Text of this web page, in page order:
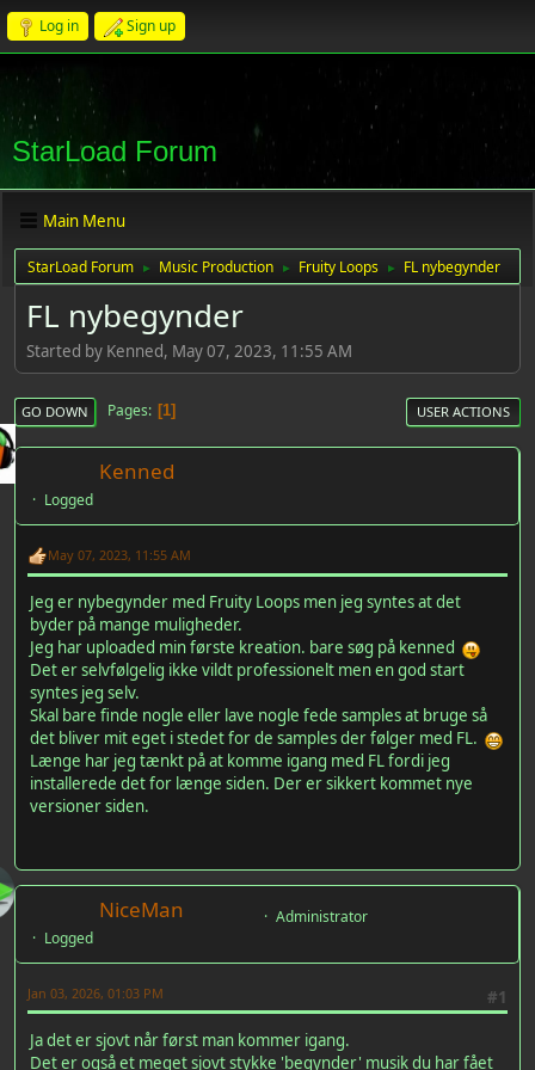
Log in Sign up
StarLoad Forum
Main Menu
StarLoad Forum ► Music Production ► Fruity Loops ► FL nybegynder
FL nybegynder
Started by Kenned, May 07, 2023, 11:55 AM
GO DOWN Pages 1 USER ACTIONS
Kenned
Logged
May 07, 2023, 11:55 AM
Jeg er nybegynder med Fruity Loops men jeg syntes at det
byder på mange muligheder.
Jeg har uploaded min første kreation. bare søg på kenned
Det er selvfølgelig ikke vildt professionelt men en god start
syntes jeg selv.
Skal bare finde nogle eller lave nogle fede samples at bruge så
det bliver mit eget i stedet for de samples der følger med FL.
Længe har jeg tænkt på at komme igang med FL fordi jeg
installerede det for længe siden. Der er sikkert kommet nye
versioner siden.
NiceMan
Administrator
Logged
#1
Jan 03, 2026, 01:03 PM
Ja det er sjovt når først man kommer igang.
Det er også et meget sjovt stykke 'begynder' musik du har fået